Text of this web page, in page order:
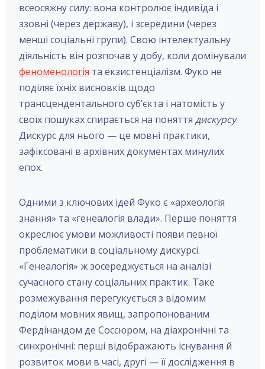
всеосяжну силу: вона контролює індивіда і
ззовні (через державу), і зсередини (через
менші соціальні групи). Свою інтелектуальну
діяльність він розпочав у добу, коли домінували
феноменологія та екзистенціалізм. Фуко не
поділяє їхніх висновків щодо
трансцендентального суб’єкта і натомість у
своїх пошуках спирається на поняття дискурсу.
Дискурс для нього — це мовні практики,
зафіксовані в архівних документах минулих
епох.
Одними з ключових ідей Фуко є «археологія
знання» та «генеалогія влади». Перше поняття
окреслює умови можливості появи певної
проблематики в соціальному дискурсі.
«Генеалогія» ж зосереджується на аналізі
сучасного стану соціальних практик. Таке
розмежування перегукується з відомим
поділом мовних явищ, запропонованим
Фердінандом де Соссюром, на діахронічні та
синхронічні: перші відображають існування й
розвиток мови в часі, другі — її дослідження в